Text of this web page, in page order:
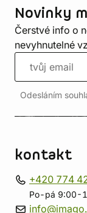
Novinky
Čerstvé info o
nevyhnutelné
Odesláním
kontakt
+420 774
Po-pá 9:00-